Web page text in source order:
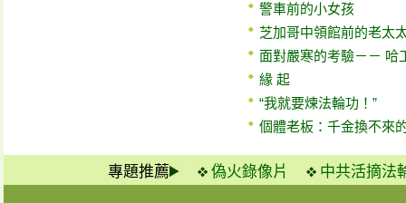
警車前的小女孩
芝加哥中領館前的老太
面對嚴寒的考驗－－ 哈
緣 起
“我就要煉法輪功！”
個體老板：千金換不來
專題推薦 偽火錄像片 中共活摘法